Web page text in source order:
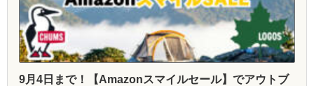
9月4日まで！【Amazonスマイルセール】でアウトブ